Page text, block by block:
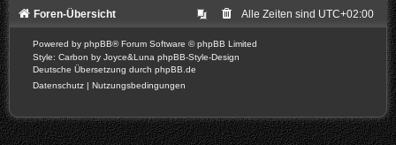
Foren-Übersicht Alle Zeiten sind UTC+02:00
Powered by phpBB® Forum Software © phpBB Limited
Style: Carbon by Joyce&Luna phpBB-Style-Design
Deutsche Übersetzung durch phpBB.de
Datenschutz | Nutzungsbedingungen